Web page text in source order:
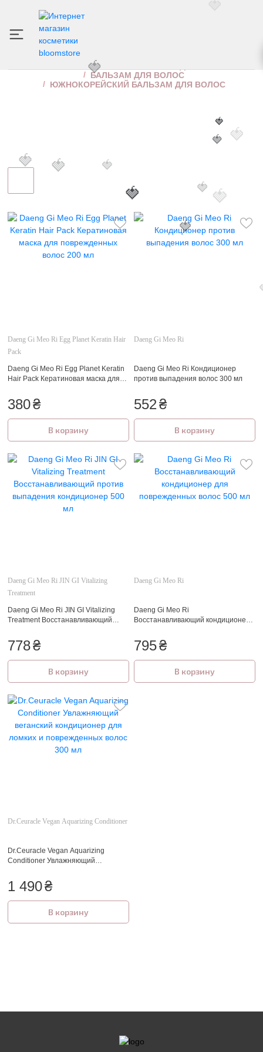
ЮЖНОКОРЕЙСКИЙ БАЛЬЗАМ ДЛЯ ВОЛОС
ИНТЕРНЕТ МАГАЗИН КОСМЕТИКИ
БАЛЬЗАМ ДЛЯ ВОЛОС
ЮЖНОКОРЕЙСКИЙ БАЛЬЗАМ ДЛЯ ВОЛОС
Daeng Gi Meo Ri Egg Planet Keratin Hair
Pack
Daeng Gi Meo Ri Egg Planet Keratin
Hair Pack Кератиновая маска для
380₴
В корзину
Daeng Gi Meo Ri
Daeng Gi Meo Ri Кондиционер
против выпадения волос 300 мл
552₴
В корзину
Daeng Gi Meo Ri JIN GI Vitalizing
Treatment
Daeng Gi Meo Ri JIN GI Vitalizing
Treatment Восстанавливающий
500 мл
778₴
В корзину
Daeng Gi Meo Ri
Daeng Gi Meo Ri
Восстанавливающий кондиционер
795₴
В корзину
Dr.Ceuracle Vegan Aquarizing Conditioner
Dr.Ceuracle Vegan Aquarizing
Conditioner Увлажняющий
и поврежденных волос 300 мл
1 490₴
В корзину
🍓
🍓
🍓
🍓
🍓
🍓 🍓
🍓
🍓
🍓